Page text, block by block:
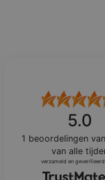
5.0
1 beoordelingen
van alle
verzameld en